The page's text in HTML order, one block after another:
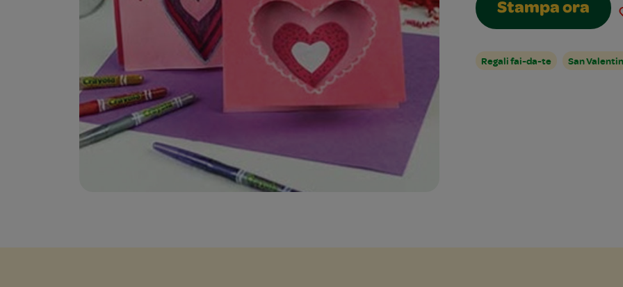
Stampa ora
Regali fai-da-te San